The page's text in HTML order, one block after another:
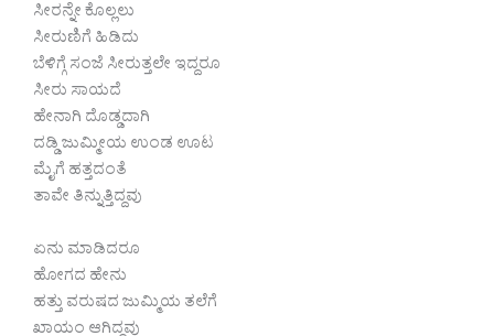
ಸೀರನ್ನೇ ಕೊಲ್ಲಲು
ಸೀರುಣಿಗೆ ಹಿಡಿದು
ಬೆಳಿಗ್ಗೆ ಸಂಜೆ ಸೀರುತ್ತಲೇ ಇದ್ದರೂ
ಸೀರು ಸಾಯದೆ
ಹೇನಾಗಿ ದೊಡ್ಡದಾಗಿ
ದಡ್ಡಿ ಜುಮ್ಮೀಯ ಉಂಡ ಊಟ
ಮೈಗೆ ಹತ್ತದಂತೆ
ತಾವೇ ತಿನ್ನುತ್ತಿದ್ದವು
ಏನು ಮಾಡಿದರೂ
ಹೋಗದ ಹೇನು
ಹತ್ತು ವರುಷದ ಜುಮ್ಮಿಯ ತಲೆಗೆ
ಖಾಯಂ ಆಗಿದ್ದವು